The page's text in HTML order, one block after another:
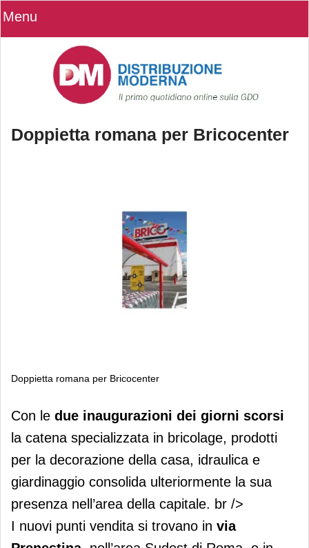
Menu
Doppietta romana per Bricocenter
Doppietta romana per Bricocenter
Doppietta romana per Bricocenter
Con le due inaugurazioni dei giorni scorsi
la catena specializzata in bricolage, prodotti
per la decorazione della casa, idraulica e
giardinaggio consolida ulteriormente la sua
presenza nell’area della capitale. br />
I nuovi punti vendita si trovano in via